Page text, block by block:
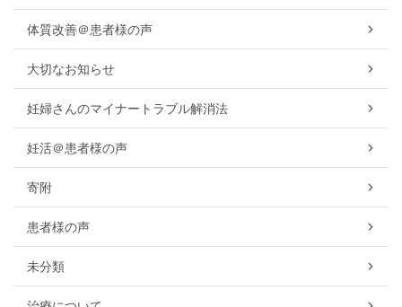
体質改善＠患者様の声
大切なお知らせ
妊婦さんのマイナートラブル解消法
妊活＠患者様の声
寄附
患者様の声
未分類